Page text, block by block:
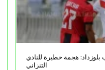
بلوزداد: هجمة خطيرة للنادي
التنزاني